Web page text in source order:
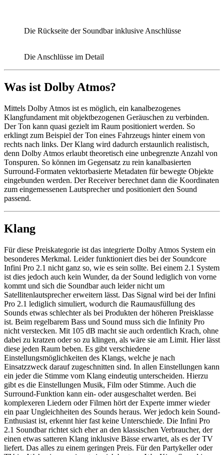
Die Rückseite der Soundbar inklusive Anschlüsse
Die Anschlüsse im Detail
Was ist Dolby Atmos?
Mittels Dolby Atmos ist es möglich, ein kanalbezogenes
Klangfundament mit objektbezogenen Geräuschen zu verbinden.
Der Ton kann quasi gezielt im Raum positioniert werden. So
erklingt zum Beispiel der Ton eines Fahrzeugs hinter einem von
rechts nach links. Der Klang wird dadurch erstaunlich realistisch,
denn Dolby Atmos erlaubt theoretisch eine unbegrenzte Anzahl von
Tonspuren. So können im Gegensatz zu rein kanalbasierten
Surround-Formaten vektorbasierte Metadaten für bewegte Objekte
eingebunden werden. Der Receiver berechnet dann die Koordinaten
zum eingemessenen Lautsprecher und positioniert den Sound
passend.
Klang
Für diese Preiskategorie ist das integrierte Dolby Atmos System ein
besonderes Merkmal. Leider funktioniert dies bei der Soundcore
Infini Pro 2.1 nicht ganz so, wie es sein sollte. Bei einem 2.1 System
ist dies jedoch auch kein Wunder, da der Sound lediglich von vorne
kommt und sich die Soundbar auch leider nicht um
Satellitenlautsprecher erweitern lässt. Das Signal wird bei der Infini
Pro 2.1 lediglich simuliert, wodurch die Raumausfüllung des
Sounds etwas schlechter als bei Produkten der höheren Preisklasse
ist. Beim regelbarem Bass und Sound muss sich die Infinity Pro
nicht verstecken. Mit 105 dB macht sie auch ordentlich Krach, ohne
dabei zu kratzen oder so zu klingen, als wäre sie am Limit. Hier lässt
diese jeden Raum beben. Es gibt verschiedene
Einstellungsmöglichkeiten des Klangs, welche je nach
Einsatzzweck darauf zugeschnitten sind. In allen Einstellungen kann
ein jeder die Stimme vom Klang eindeutig unterscheiden. Hierzu
gibt es die Einstellungen Musik, Film oder Stimme. Auch die
Surround-Funktion kann ein- oder ausgeschaltet werden. Bei
komplexeren Liedern oder Filmen hört der Experte immer wieder
ein paar Ungleichheiten des Sounds heraus. Wer jedoch kein Sound-
Enthusiast ist, erkennt hier fast keine Unterschiede. Die Infini Pro
2.1 Soundbar richtet sich eher an den klassischen Verbraucher, der
einen etwas satteren Klang inklusive Bässe erwartet, als es der TV
liefert. Das alles zu einem geringen Preis. Für den Partykeller oder